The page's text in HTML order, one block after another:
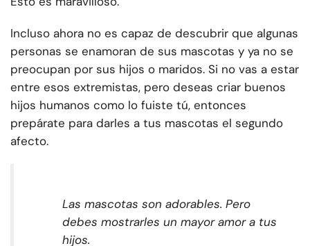
Incluso ahora no es capaz de descubrir que algunas
personas se enamoran de sus mascotas y ya no se
preocupan por sus hijos o maridos. Si no vas a estar
entre esos extremistas, pero deseas criar buenos
hijos humanos como lo fuiste tú, entonces
prepárate para darles a tus mascotas el segundo
afecto.
Las mascotas son adorables. Pero
debes mostrarles un mayor amor a tus
hijos.